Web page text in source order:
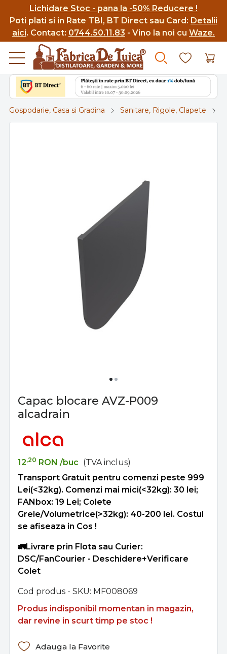
Lichidare Stoc - pana la -50% Reducere !
Poti plati si in Rate TBI, BT Direct sau Card: Detalii
aici. Contact: 0744.50.11.83 - Vino la noi cu Waze.
Gospodarie, Casa si Gradina Sanitare, Rigole, Clapete
Capac blocare AVZ-P009
alcadrain
12,20 RON /buc (TVA inclus)
Transport Gratuit pentru comenzi peste 999
Lei(<32kg). Comenzi mai mici(<32kg): 30 lei;
FANbox: 19 Lei; Colete
Grele/Volumetrice(>32kg): 40-200 lei. Costul
se afiseaza in Cos !
🚛Livrare prin Flota sau Curier:
DSC/FanCourier - Deschidere+Verificare
Colet
Cod produs - SKU MF008069
Produs indisponibil momentan in magazin,
dar revine in scurt timp pe stoc !
Adauga la Favorite